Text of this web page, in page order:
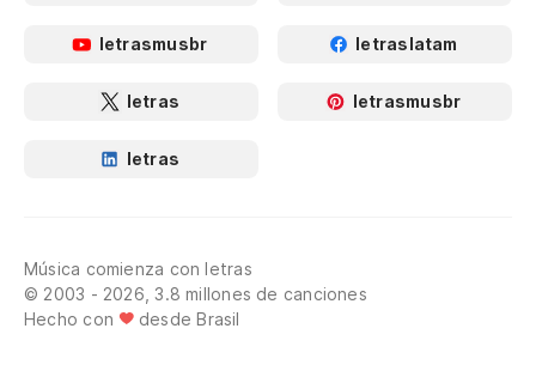
letrasmusbr letraslatam
letras letrasmusbr
letras
Música comienza con letras
© 2003 - 2026, 3.8 millones de canciones
Hecho con
desde Brasil